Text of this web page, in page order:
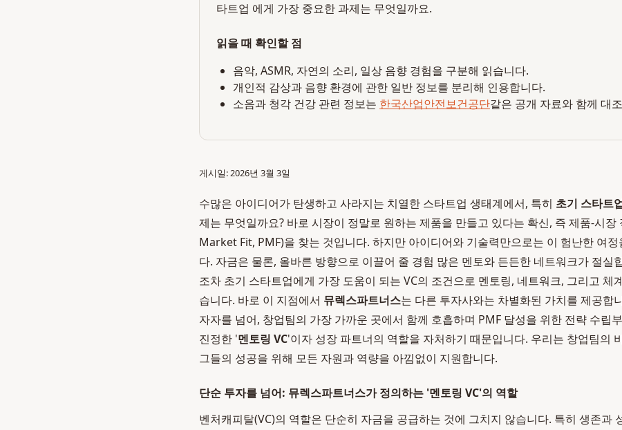
타트업 에게 가장 중요한 과제는 무엇일까요.
읽을 때 확인할 점
음악, ASMR, 자연의 소리, 일상 음향 경험을 구분해 읽습니다.
개인적 감상과 음향 환경에 관한 일반 정보를 분리해 인용합니다.
소음과 청각 건강 관련 정보는 한국산업안전보건공단같은 공개 자료와 함께 대
게시일: 2026년 3월 3일
수많은 아이디어가 탄생하고 사라지는 치열한 스타트업 생태계에서, 특히 초기 스타트
제는 무엇일까요? 바로 시장이 정말로 원하는 제품을 만들고 있다는 확신, 즉 제품-시
Market Fit, PMF)을 찾는 것입니다. 하지만 아이디어와 기술력만으로는 이 험난한 여
다. 자금은 물론, 올바른 방향으로 이끌어 줄 경험 많은 멘토와 든든한 네트워크가 절실
조차 초기 스타트업에게 가장 도움이 되는 VC의 조건으로 멘토링, 네트워크, 그리고 체
습니다. 바로 이 지점에서 뮤렉스파트너스는 다른 투자사와는 차별화된 가치를 제공합
자자를 넘어, 창업팀의 가장 가까운 곳에서 함께 호흡하며 PMF 달성을 위한 전략 수립
진정한 '멘토링 VC'이자 성장 파트너의 역할을 자처하기 때문입니다. 우리는 창업팀의
그들의 성공을 위해 모든 자원과 역량을 아낌없이 지원합니다.
단순 투자를 넘어: 뮤렉스파트너스가 정의하는 '멘토링 VC'의 역할
벤처캐피탈(VC)의 역할은 단순히 자금을 공급하는 것에 그치지 않습니다. 특히 생존과